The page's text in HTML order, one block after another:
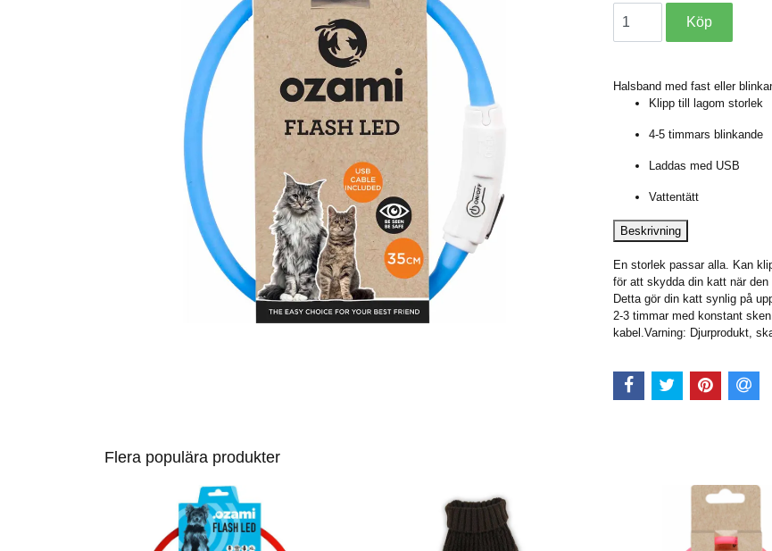
Halsband med fast eller
Klipp till lagom storlek
4-5 timmars blinkande
Laddas med USB
Vattentätt
Beskrivning
En storlek passar alla. Kan
för att skydda din katt när
Detta gör din katt synlig på
2-3 timmar med konstant
kabel.Varning: Djurprodukt,
Flera populära produkter